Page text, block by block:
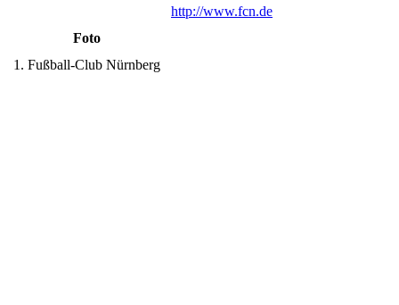
http://www.fcn.de
Foto
1. Fußball-Club Nürnberg